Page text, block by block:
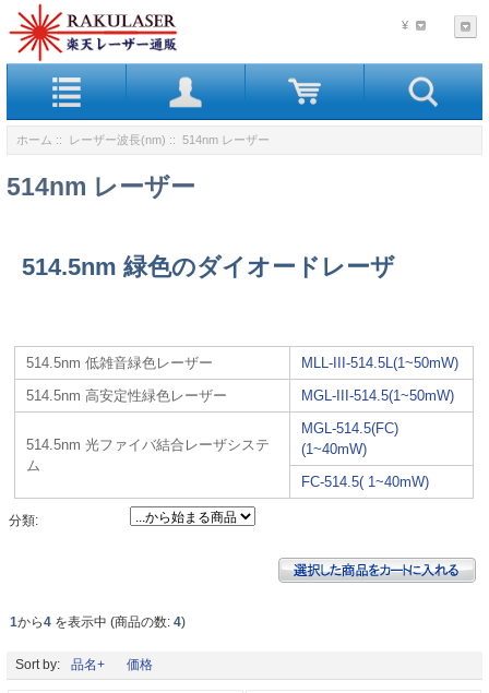
¥
ホーム :: レーザー波長(nm) :: 514nm レーザー
514nm レーザー
514.5nm 緑色のダイオードレーザ
514.5nm 低雑音緑色レーザー
MLL-III-514.5L(1~50mW)
514.5nm 高安定性緑色レーザー
MGL-III-514.5(1~50mW)
514.5nm 光ファイバ結合レーザシステ
ム
MGL-514.5(FC)
(1~40mW)
FC-514.5( 1~40mW)
分類:
1から4 を表示中 (商品の数: 4)
Sort by: 品名+ 価格